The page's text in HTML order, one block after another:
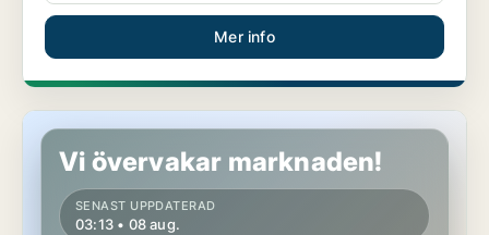
Mer info
Lägenhet i Kalmar
Vi övervakar marknaden!
SENAST UPPDATERAD
03:13 • 08 aug.